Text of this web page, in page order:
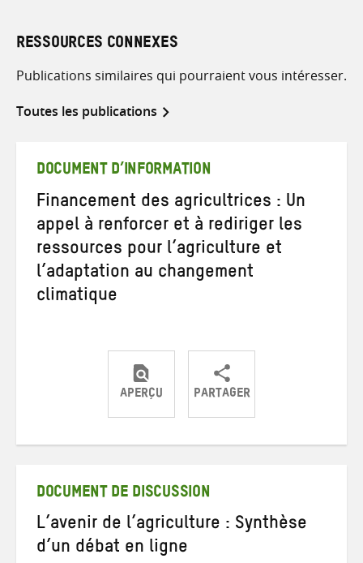
RESSOURCES CONNEXES
Publications similaires qui pourraient vous intéresser.
Toutes les publications
DOCUMENT D’INFORMATION
Financement des agricultrices : Un
appel à renforcer et à rediriger les
ressources pour l’agriculture et
l’adaptation au changement
climatique
APERÇU PARTAGER
PartagerPartagerPartager
DOCUMENT DE DISCUSSION
L’avenir de l’agriculture : Synthèse
d’un débat en ligne